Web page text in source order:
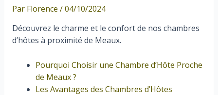
Par Florence /04/10/2024
Découvrez le charme et le confort de nos chambres
d’hôtes à proximité de Meaux.
Pourquoi Choisir une Chambre d’Hôte Proche
de Meaux ?
Les Avantages des Chambres d’Hôtes